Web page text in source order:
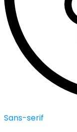
Sans-serif